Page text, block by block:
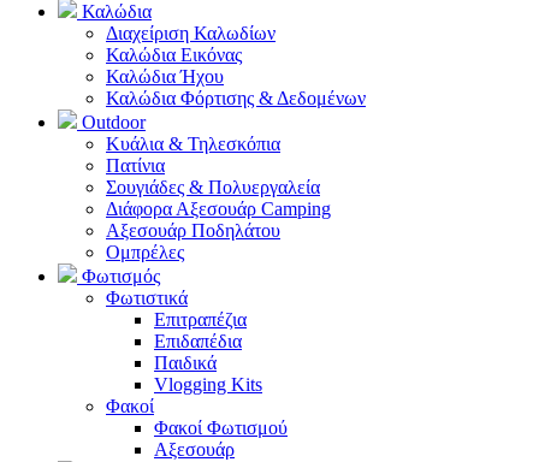
Καλώδια
Διαχείριση Καλωδίων
Καλώδια Εικόνας
Καλώδια Ήχου
Καλώδια Φόρτισης & Δεδομένων
Outdoor
Κυάλια & Τηλεσκόπια
Πατίνια
Σουγιάδες & Πολυεργαλεία
Διάφορα Αξεσουάρ Camping
Αξεσουάρ Ποδηλάτου
Ομπρέλες
Φωτισμός
Φωτιστικά
Επιτραπέζια
Επιδαπέδια
Παιδικά
Vlogging Kits
Φακοί
Φακοί Φωτισμού
Αξεσουάρ